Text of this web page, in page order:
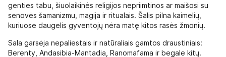
genties tabu, šiuolaikinės religijos nepriimtinos ar maišosi su
senovės šamanizmu, magija ir ritualais. Šalis pilna kaimelių,
kuriuose daugelis gyventojų nėra matę kitos rasės žmonių.
Sala garsėja nepaliestais ir natūraliais gamtos draustiniais:
Berenty, Andasibia-Mantadia, Ranomafama ir begale kitų.